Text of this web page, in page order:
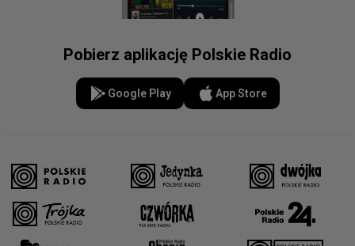
Pobierz aplikację Polskie Radio
Google Play App Store